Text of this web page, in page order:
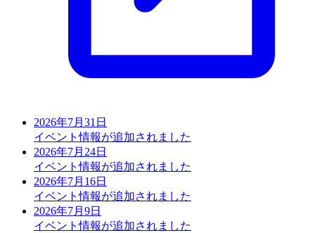
2026年7月31日
イベント情報が追加されました
2026年7月24日
イベント情報が追加されました
2026年7月16日
イベント情報が追加されました
2026年7月9日
イベント情報が追加されました